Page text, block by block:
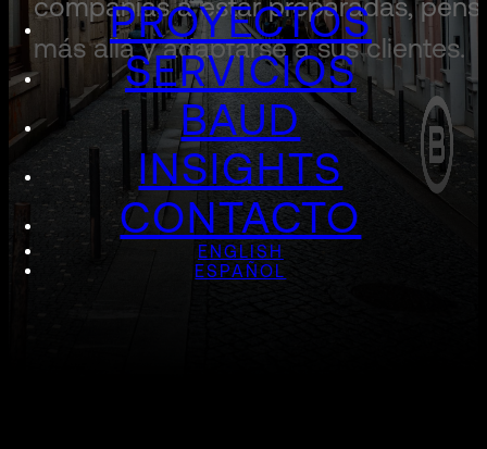
PROYECTOS
SERVICIOS
BAUD
INSIGHTS
CONTACTO
ENGLISH
ESPAÑOL
compañías a estar preparadas,
más allá y adaptarse a sus clientes.